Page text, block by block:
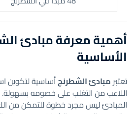
أهمية معرفة مبادئ
الأساسية
تعتبر مبادئ الشطرنجأساسية لتكوين
اللاعب من التغلب على خصومه
المبادئ ليس مجرد خطوة للتمكن من